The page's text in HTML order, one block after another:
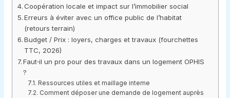
Coopération locale et impact sur l’immobilier social
Erreurs à éviter avec un office public de l’habitat
(retours terrain)
Budget / Prix : loyers, charges et travaux (fourchettes
TTC, 2026)
Faut‑il un pro pour des travaux dans un logement OPHIS
?
Ressources utiles et maillage interne
Comment déposer une demande de logement auprès